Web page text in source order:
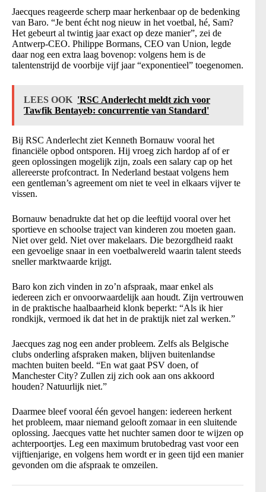
Jaecques reageerde scherp maar herkenbaar op de bedenking
van Baro. “Je bent écht nog nieuw in het voetbal, hé, Sam?
Het gebeurt al twintig jaar exact op deze manier”, zei de
Antwerp-CEO. Philippe Bormans, CEO van Union, legde
daar nog een extra laag bovenop: volgens hem is de
talentenstrijd de voorbije vijf jaar “exponentieel” toegenomen.
LEES OOK 'RSC Anderlecht meldt zich voor
Tawfik Bentayeb: concurrentie van Standard'
Bij RSC Anderlecht ziet Kenneth Bornauw vooral het
financiële opbod ontsporen. Hij vroeg zich hardop af of er
geen oplossingen mogelijk zijn, zoals een salary cap op het
allereerste profcontract. In Nederland bestaat volgens hem
een gentleman’s agreement om niet te veel in elkaars vijver te
vissen.
Bornauw benadrukte dat het op die leeftijd vooral over het
sportieve en schoolse traject van kinderen zou moeten gaan.
Niet over geld. Niet over makelaars. Die bezorgdheid raakt
een gevoelige snaar in een voetbalwereld waarin talent steeds
sneller marktwaarde krijgt.
Baro kon zich vinden in zo’n afspraak, maar enkel als
iedereen zich er onvoorwaardelijk aan houdt. Zijn vertrouwen
in de praktische haalbaarheid klonk beperkt: “Als ik hier
rondkijk, vermoed ik dat het in de praktijk niet zal werken.”
Jaecques zag nog een ander probleem. Zelfs als Belgische
clubs onderling afspraken maken, blijven buitenlandse
machten buiten beeld. “En wat gaat PSV doen, of
Manchester City? Zullen zij zich ook aan ons akkoord
houden? Natuurlijk niet.”
Daarmee bleef vooral één gevoel hangen: iedereen herkent
het probleem, maar niemand gelooft zomaar in een sluitende
oplossing. Jaecques vatte het nuchter samen door te wijzen op
achterpoortjes. Leg een maximum brutobedrag vast voor een
vijftienjarige, en volgens hem wordt er in geen tijd een manier
gevonden om die afspraak te omzeilen.